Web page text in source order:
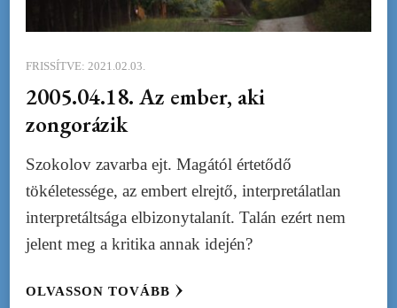
FRISSÍTVE: 2021.02.03.
2005.04.18. Az ember, aki
zongorázik
Szokolov zavarba ejt. Magától értetődő
tökéletessége, az embert elrejtő, interpretálatlan
interpretáltsága elbizonytalanít. Talán ezért nem
jelent meg a kritika annak idején?
OLVASSON TOVÁBB